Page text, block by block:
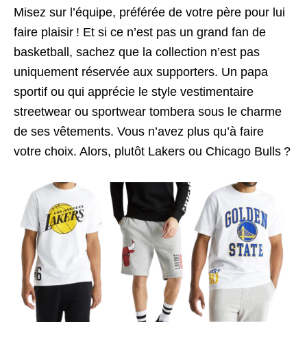
Misez sur l’équipe, préférée de votre père pour lui
faire plaisir ! Et si ce n’est pas un grand fan de
basketball, sachez que la collection n’est pas
uniquement réservée aux supporters. Un papa
sportif ou qui apprécie le style vestimentaire
streetwear ou sportwear tombera sous le charme
de ses vêtements. Vous n’avez plus qu’à faire
votre choix. Alors, plutôt Lakers ou Chicago Bulls ?